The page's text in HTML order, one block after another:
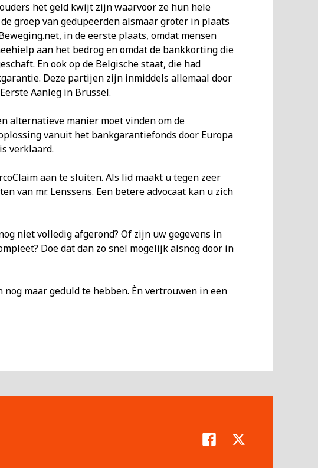
het geld kwijt zijn waarvoor ze hun hele
groep van gedupeerden alsmaar groter in plaats
in de eerste plaats, omdat mensen
aan het bedrog en omdat de bankkorting die
En ook op de Belgische staat, die had
Deze partijen zijn inmiddels allemaal door
Aanleg in Brussel.
alternatieve manier moet vinden om de
vanuit het bankgarantiefonds door Europa
verklaard.
aan te sluiten. Als lid maakt u tegen zeer
van mr. Lenssens. Een betere advocaat kan u zich
niet volledig afgerond? Of zijn uw gegevens in
Doe dat dan zo snel mogelijk alsnog door in
maar geduld te hebben. Èn vertrouwen in een
Facebook